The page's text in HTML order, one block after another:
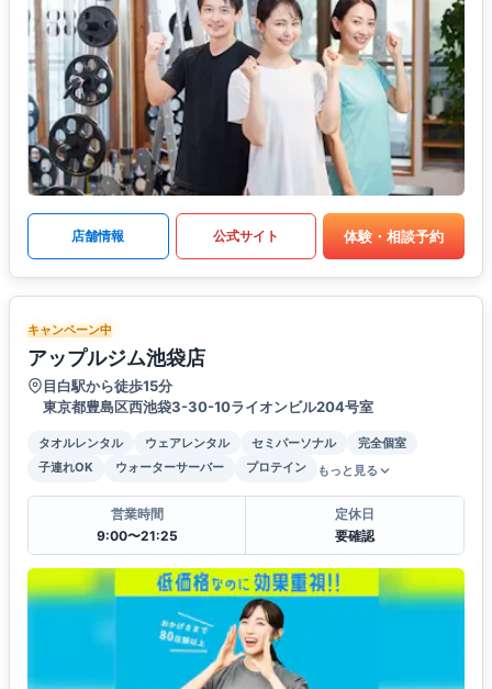
店舗情報 公式サイト 体験・相談予約
キャンペーン中
アップルジム池袋店
目白駅から徒歩15分
東京都豊島区西池袋3-30-10ライオンビル204号室
タオルレンタル ウェアレンタル セミパーソナル
完全個室
子連れOK
ウォーターサーバー プロテイン もっと見る
営業時間
9:00〜21:25
定休日
要確認